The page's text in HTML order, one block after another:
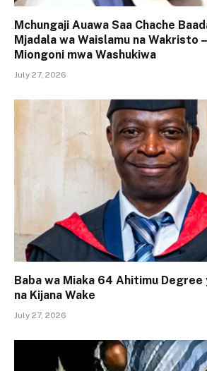
Mchungaji Auawa Saa Chache
Mjadala wa Waislamu na Wakristo
Miongoni mwa Washukiwa
July 27, 2026
Baba wa Miaka 64 Ahitimu Degree
na Kijana Wake
July 27, 2026